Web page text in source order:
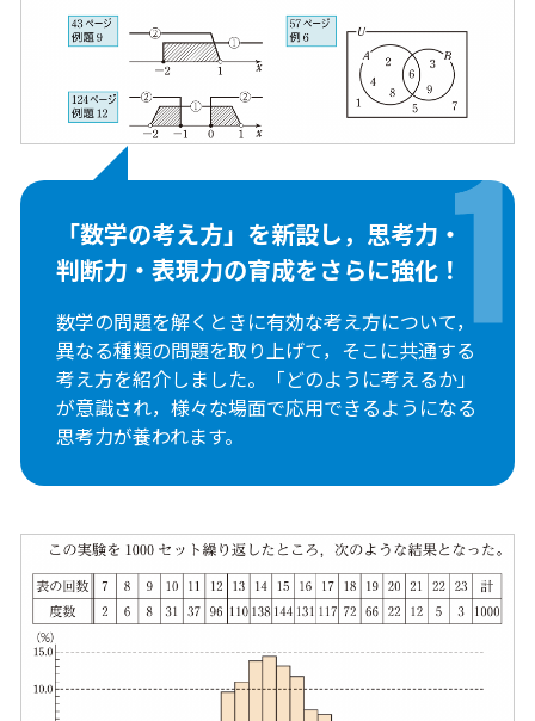
「数学の考え方」を新設し， 思考力・
判断力・表現力の育成をさらに強化！
数学の問題を解くときに有効な考え方について，
異なる種類の問題を取り上げて，そこに共通する
考え方を紹介しました。「どのように考えるか」
が意識され，様々な場面で応用できるようになる
思考力が養われます。